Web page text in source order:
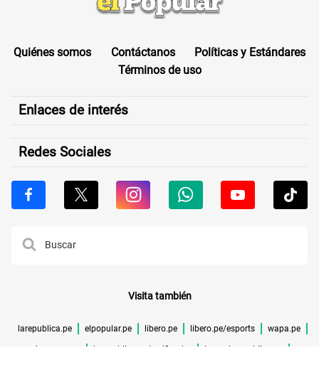
Quiénes somos Contáctanos
Políticas y Estándares
Términos de uso
Enlaces de interés
Redes Sociales
Visita también
larepublica.pe elpopular.pe libero.pe libero.pe/esports wapa.pe
buenazo.pe larepublica.pe/verificador lrmas.larepublica.pe